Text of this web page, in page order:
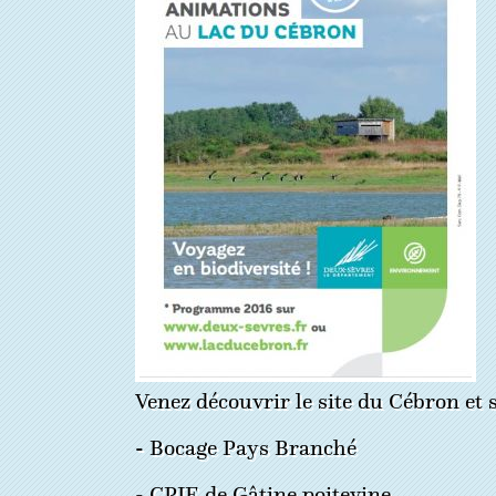
Venez découvrir le site du Cébron et
- Bocage Pays Branché